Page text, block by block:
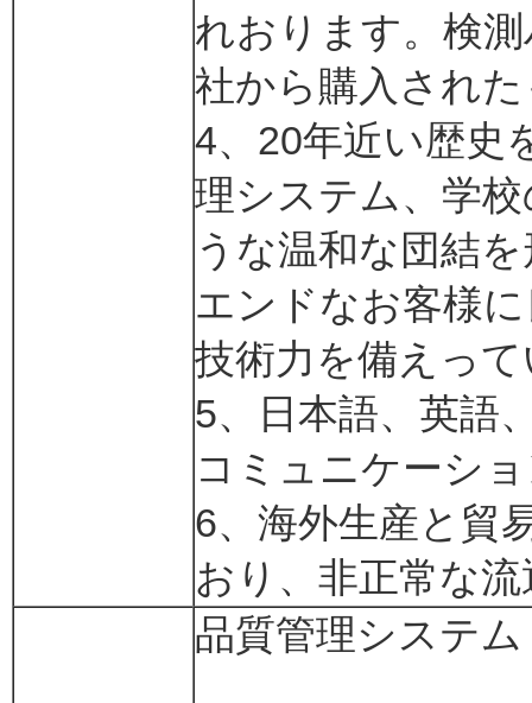
れおります。検
社から購入され
4、20年近い歴史
理システム、学
うな温和な団結
エンドなお客様
技術力を備えっ
5、日本語、英語
コミュニケーシ
6、海外生産と貿
おり、非正常な
品質管理システ